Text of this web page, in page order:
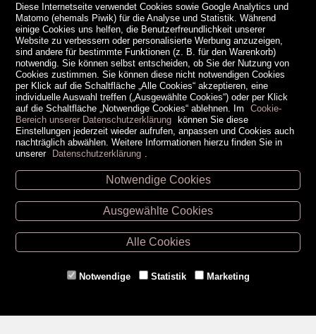
Unsere Öffnungszeiten
Retz -02942/20433
Hollabrunn -02952/30057
Eggenburg -02984/3836
Gmünd -
Diese Internetseite verwendet Cookies sowie Google Analytics und
Matomo (ehemals Piwik) für die Analyse und Statistik. Während
einige Cookies uns helfen, die Benutzerfreundlichkeit unserer
Website zu verbessern oder personalisierte Werbung anzuzeigen,
sind andere für bestimmte Funktionen (z. B. für den Warenkorb)
notwendig. Sie können selbst entscheiden, ob Sie der Nutzung von
Cookies zustimmen. Sie können diese nicht notwendigen Cookies
per Klick auf die Schaltfläche „Alle Cookies“ akzeptieren, eine
individuelle Auswahl treffen („Ausgewählte Cookies“) oder per Klick
auf die Schaltfläche „Notwendige Cookies“ ablehnen. Im
Cookie-
Bereich unserer Datenschutzerklärung können Sie diese
Einstellungen jederzeit wieder aufrufen, anpassen und Cookies auch
nachträglich abwählen. Weitere Informationen hierzu finden Sie in
unserer Datenschutzerklärung
Notwendige Cookies
Ausgewählte Cookies
Alle Cookies
Notwendige Statistik Marketing